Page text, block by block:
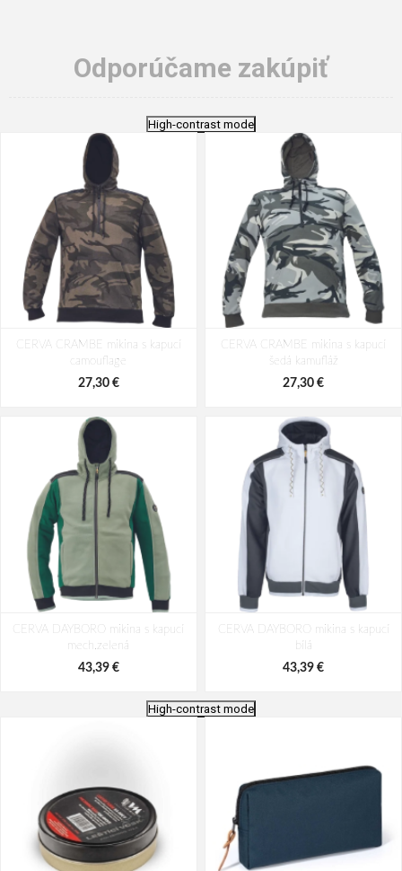
Odporúčame zakúpiť
High-contrast mode
CERVA CRAMBE mikina s kapucí
camouflage
27,30 €
CERVA CRAMBE mikina s kapucí
šedá kamufláž
27,30 €
CERVA DAYBORO mikina s kapucí
mech.zelená
43,39 €
CERVA DAYBORO mikina s kapucí
bílá
43,39 €
High-contrast mode